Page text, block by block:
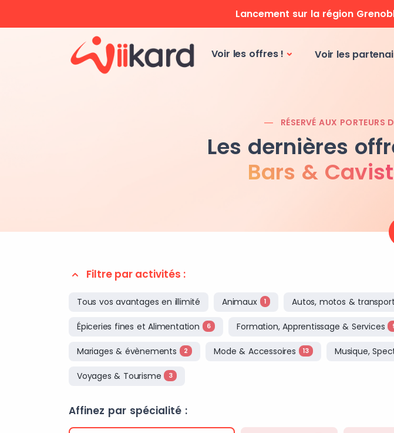
Lancement sur la région
Voir les offres ! Voir les
RÉSERVÉ AUX PORTEURS
Les dernières
Bars &
Filtre par activités :
Tous vos avantages en illimité Animaux 1 Autos, motos &
Épiceries fines et Alimentation 6 Formation, Apprentissage & Services
Mariages & évènements 2 Mode & Accessoires 13 Musique,
Voyages & Tourisme 3
Affinez par spécialité :